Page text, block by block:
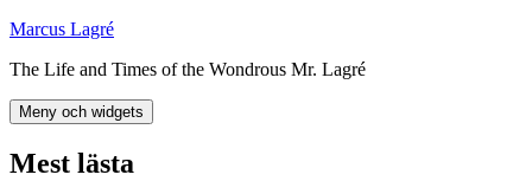
Hoppa
innehåll
Marcus Lagré
The Life and Times of the Wondrous Mr. Lagré
Meny och widgets
Mest lästa